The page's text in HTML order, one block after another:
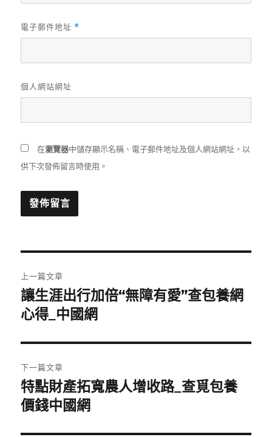
電子郵件地址 *
個人網站網址
在瀏覽器中儲存顯示名稱、電子郵件地址及個人網站網址，以
供下次發佈留言時使用。
章
導
覽
上一篇文章
上
一
文
章:
讓生涯出行加倍“無障有愛”查包養網
心得_中國網
下一篇文章
下
一
特點財產拓寬農人增收路_查覓包養
價錢中國網